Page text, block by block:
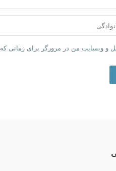
و وبسایت من در مرورگر برای زمانی